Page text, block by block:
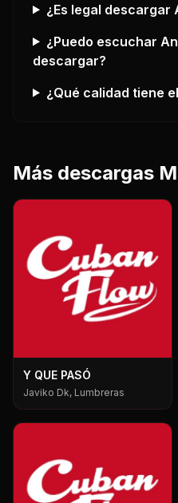
¿Es legal descargar
¿Puedo escuchar
descargar?
¿Qué calidad tiene
Más descargas
Y QUE PASÓ
Javiko Dk, Lumbreras